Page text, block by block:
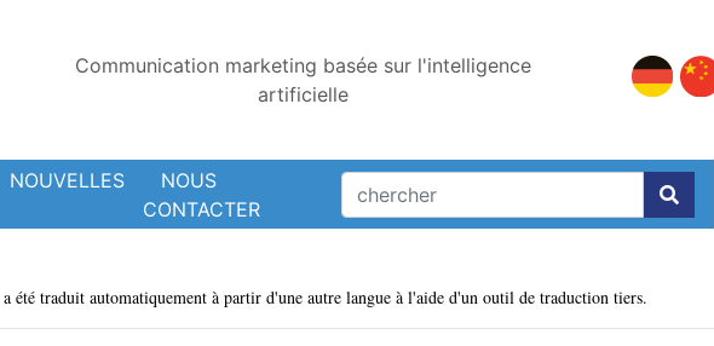
Communication marketing basée sur l'intelligence
artificielle
NOUVELLES
NOUS
CONTACTER
été traduit automatiquement à partir d'une autre langue à l'aide d'un outil de traduction tiers.